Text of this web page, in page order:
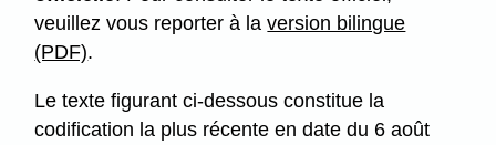
veuillez vous reporter à laversion bilingue
(PDF).
Le texte figurant ci-dessous constitue la
codification la plus récente en date du 6 août